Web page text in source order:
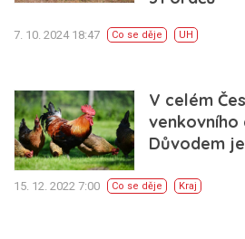
7. 10. 2024 18:47 Co se děje UH
V celém
venkovního
Důvodem
15. 12. 2022 7:00 Co se děje Kraj